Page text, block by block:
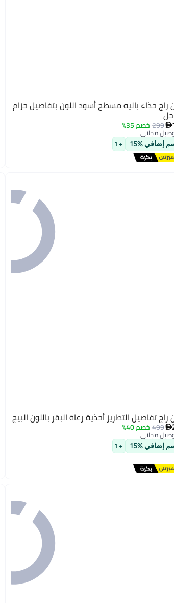
راج حذاء باليه مسطح أسود اللون بتفاصيل حزام

299 خصم 35%
مجاني
مجاني
إضافي %15 + 1
راج تفاصيل التطريز أحذية رعاة البقر باللون البيج

499 خصم 40%
مجاني
مجاني
إضافي %15 + 1